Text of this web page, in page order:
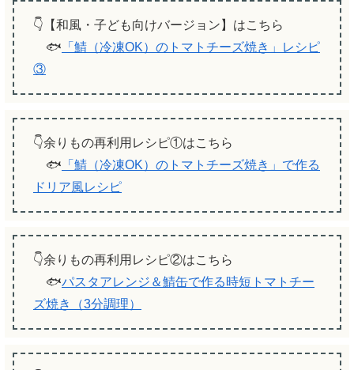
👇【和風・子ども向けバージョン】はこちら
🐟 「鯖（冷凍OK）のトマトチーズ焼き」レシピ
③
👇余りもの再利用レシピ①はこちら
🐟 「鯖（冷凍OK）のトマトチーズ焼き」で作る
ドリア風レシピ
👇余りもの再利用レシピ②はこちら
🐟パスタアレンジ＆鯖缶で作る時短トマトチー
ズ焼き（3分調理）